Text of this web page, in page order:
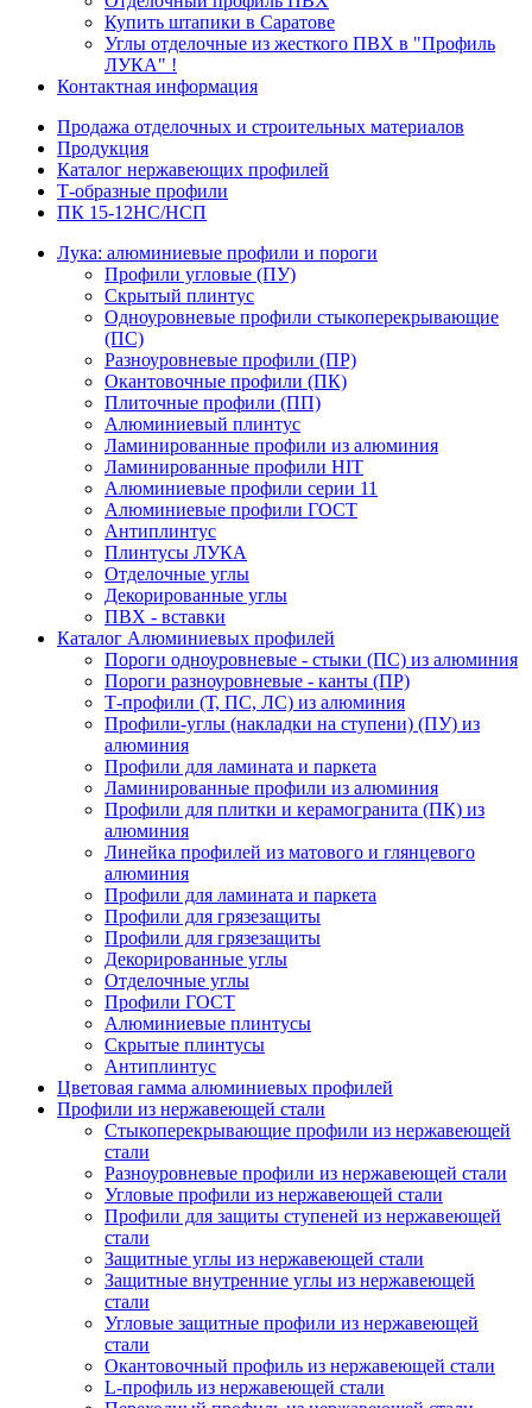
Купить штапики в Саратове
Углы отделочные из жесткого ПВХ в "Профиль
ЛУКА" !
Контактная информация
Продажа отделочных и строительных материалов
Продукция
Каталог нержавеющих профилей
Т-образные профили
ПК 15-12НС/НСП
Лука: алюминиевые профили и пороги
Профили угловые (ПУ)
Скрытый плинтус
Одноуровневые профили стыкоперекрывающие
(ПС)
Разноуровневые профили (ПР)
Окантовочные профили (ПК)
Плиточные профили (ПП)
Алюминиевый плинтус
Ламинированные профили из алюминия
Ламинированные профили HIT
Алюминиевые профили серии 11
Алюминиевые профили ГОСТ
Антиплинтус
Плинтусы ЛУКА
Отделочные углы
Декорированные углы
ПВХ - вставки
Каталог Алюминиевых профилей
Пороги одноуровневые - стыки (ПС) из алюминия
Пороги разноуровневые - канты (ПР)
Т-профили (Т, ПС, ЛС) из алюминия
Профили-углы (накладки на ступени) (ПУ) из
алюминия
Профили для ламината и паркета
Ламинированные профили из алюминия
Профили для плитки и керамогранита (ПК) из
алюминия
Линейка профилей из матового и глянцевого
алюминия
Профили для ламината и паркета
Профили для грязезащиты
Профили для грязезащиты
Декорированные углы
Отделочные углы
Профили ГОСТ
Алюминиевые плинтусы
Скрытые плинтусы
Антиплинтус
Цветовая гамма алюминиевых профилей
Профили из нержавеющей стали
Стыкоперекрывающие профили из нержавеющей
стали
Разноуровневые профили из нержавеющей стали
Угловые профили из нержавеющей стали
Профили для защиты ступеней из нержавеющей
стали
Защитные углы из нержавеющей стали
Защитные внутренние углы из нержавеющей
стали
Угловые защитные профили из нержавеющей
стали
Окантовочный профиль из нержавеющей стали
L-профиль из нержавеющей стали